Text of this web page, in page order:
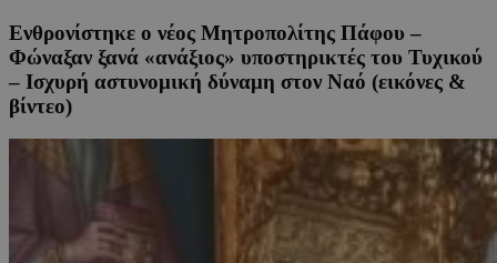
Ενθρονίστηκε ο νέος Μητροπολίτης Πάφου –
Φώναξαν ξανά «ανάξιος» υποστηρικτές του Τυχικού
– Ισχυρή αστυνομική δύναμη στον Ναό (εικόνες &
βίντεο)